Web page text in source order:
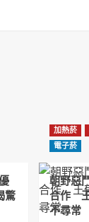
驚
加熱菸
電子菸
朝野惡
合作
不尋常